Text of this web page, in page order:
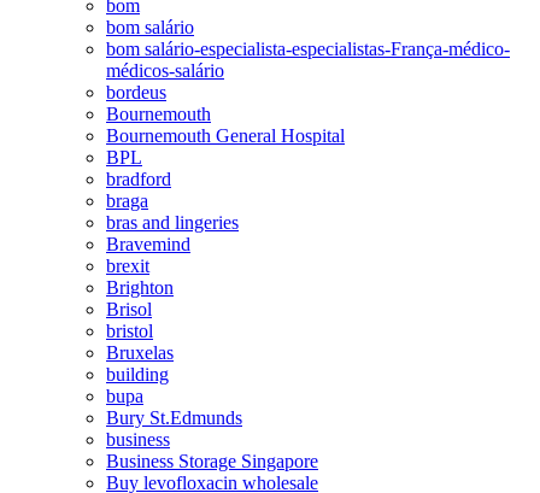
bom
bom salário
bom salário-especialista-especialistas-França-médico-
médicos-salário
bordeus
Bournemouth
Bournemouth General Hospital
BPL
bradford
braga
bras and lingeries
Bravemind
brexit
Brighton
Brisol
bristol
Bruxelas
building
bupa
Bury St.Edmunds
business
Business Storage Singapore
Buy levofloxacin wholesale